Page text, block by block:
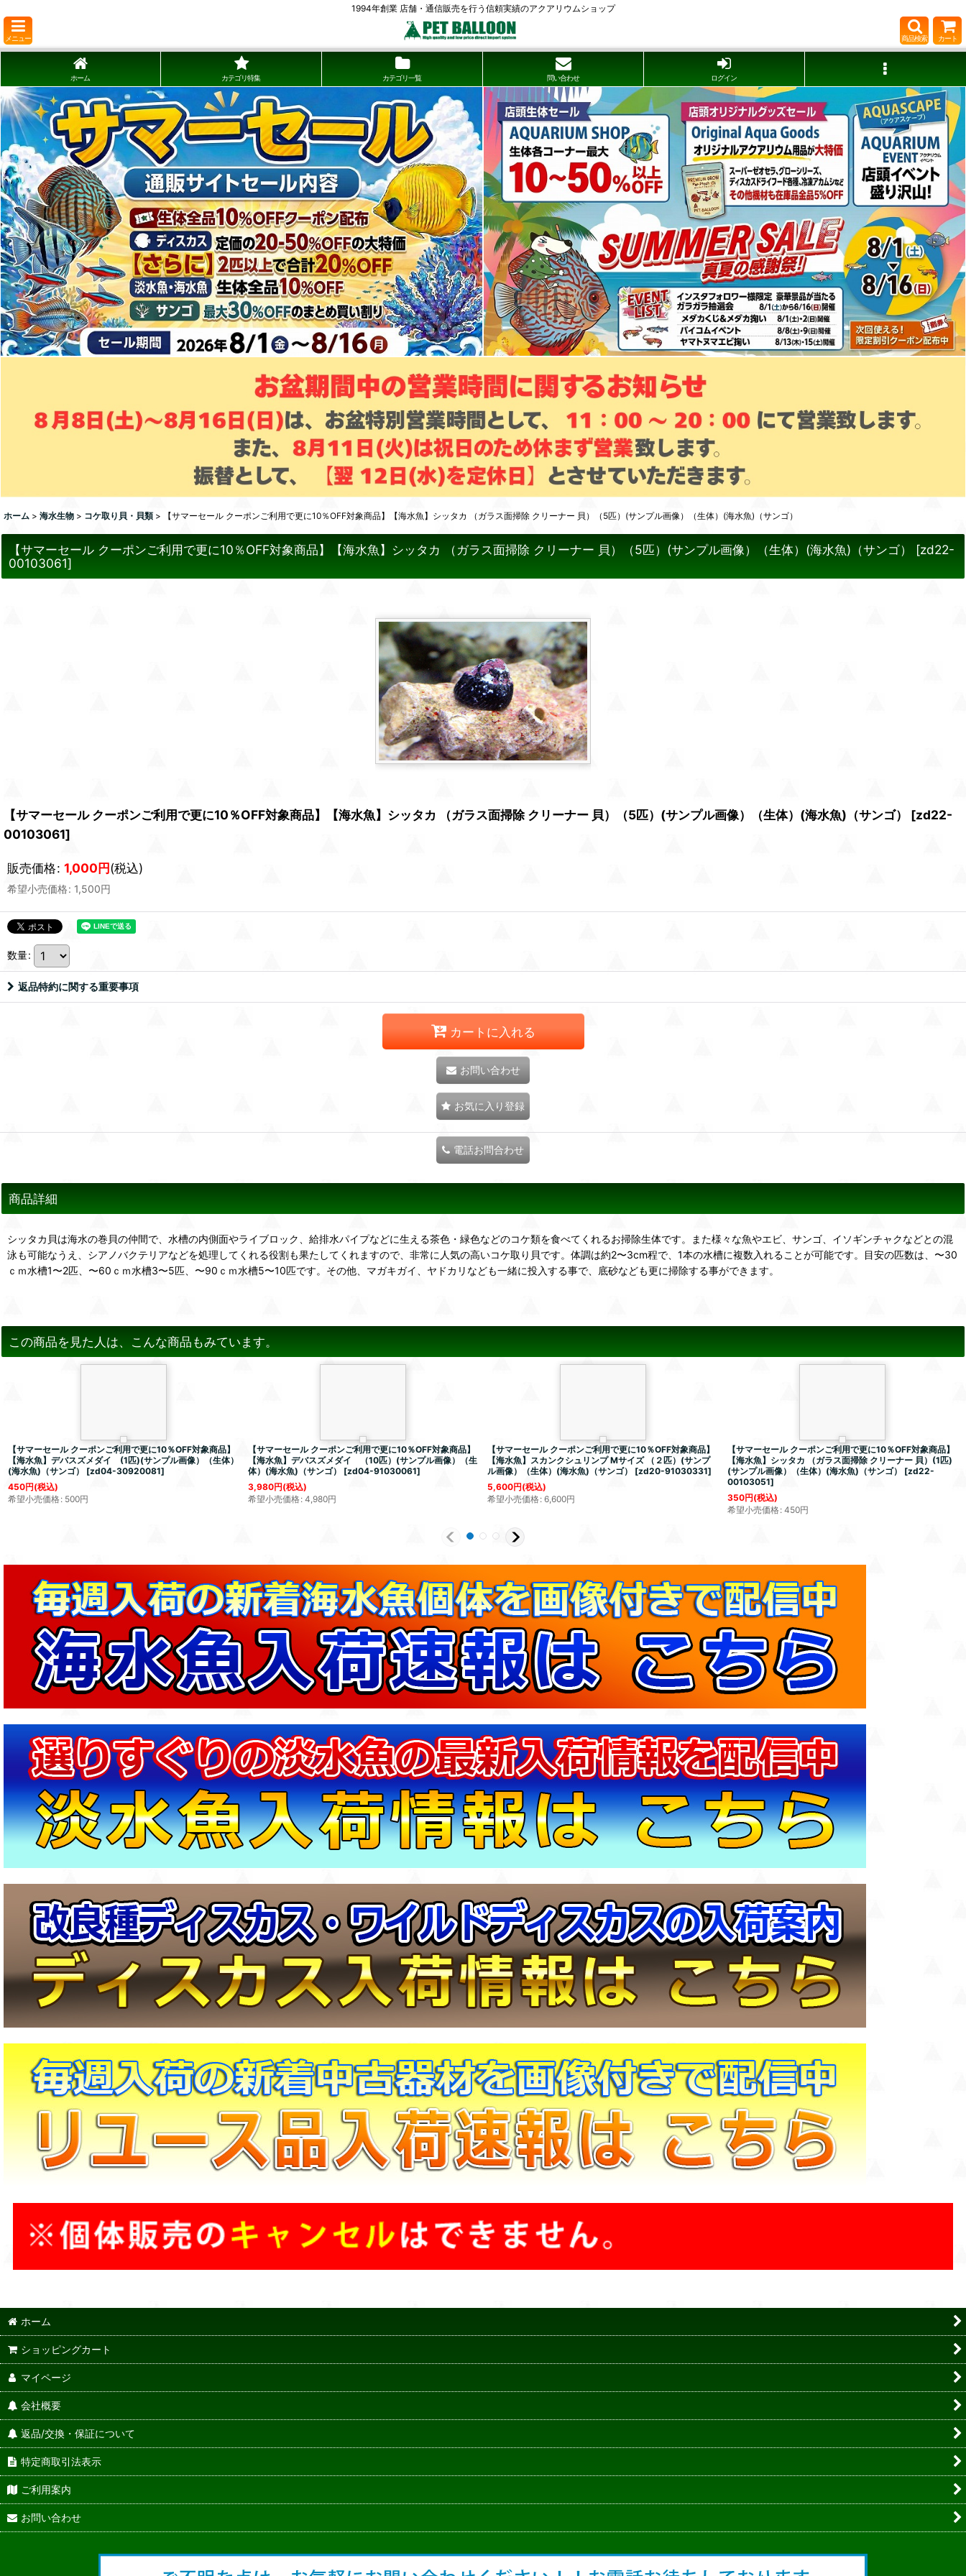
1994年創業 店舗・通信販売を行う信頼実績のアクアリウムショップ
メニュー 商品検索 カート
ホーム カテゴリ特集 カテゴリ一覧 問い合わせ ログイン
ホーム > 海水生物 > コケ取り貝・貝類 > 【サマーセール クーポンご利用で更に10％OFF対象商品】【海水魚】シッタカ （ガラス面掃除 クリーナー 貝）（5匹）(サンプル画像）（生体）(海水魚)（サンゴ）
【サマーセール クーポンご利用で更に10％OFF対象商品】【海水魚】シッタカ （ガラス面掃除 クリーナー 貝）（5匹）(サンプル画像）（生体）(海水魚)（サンゴ） [zd22-
00103061]
【サマーセール クーポンご利用で更に10％OFF対象商品】【海水魚】シッタカ （ガラス面掃除 クリーナー 貝）（5匹）(サンプル画像）（生体）(海水魚)（サンゴ） [zd22-
00103061]
販売価格: 1,000円(税込)
希望小売価格: 1,500円
数量:
返品特約に関する重要事項
カートに入れる
お問い合わせ
お気に入り登録
電話お問合わせ
商品詳細
シッタカ貝は海水の巻貝の仲間で、水槽の内側面やライブロック、給排水パイプなどに生える茶色・緑色などのコケ類を食べてくれるお掃除生体です。また様々な魚やエビ、サンゴ、イソギンチャクなどとの混
泳も可能なうえ、シアノバクテリアなどを処理してくれる役割も果たしてくれますので、非常に人気の高いコケ取り貝です。体調は約2〜3cm程で、1本の水槽に複数入れることが可能です。目安の匹数は、〜30
ｃｍ水槽1〜2匹、〜60ｃｍ水槽3〜5匹、〜90ｃｍ水槽5〜10匹です。その他、マガキガイ、ヤドカリなども一緒に投入する事で、底砂なども更に掃除する事ができます。
この商品を見た人は、こんな商品もみています。
【サマーセール クーポンご利用で更に10％OFF対象商品】
【海水魚】デバスズメダイ (1匹)(サンプル画像）（生体）
(海水魚)（サンゴ）
[zd04-30920081]
450円(税込)
希望小売価格: 500円
【サマーセール クーポンご利用で更に10％OFF対象商品】
【海水魚】デバスズメダイ （10匹）(サンプル画像）（生
体）(海水魚)（サンゴ）
[zd04-91030061]
3,980円(税込)
希望小売価格: 4,980円
【サマーセール クーポンご利用で更に10％OFF対象商品】
【海水魚】スカンクシュリンプ Mサイズ （２匹）(サンプ
ル画像）（生体）(海水魚)（サンゴ）
[zd20-91030331]
5,600円(税込)
希望小売価格: 6,600円
【サマーセール クーポンご利用で更に10％OFF対象商品】
【海水魚】シッタカ （ガラス面掃除 クリーナー 貝）(1匹)
(サンプル画像）（生体）(海水魚)（サンゴ）
[zd22-
00103051]
350円(税込)
希望小売価格: 450円
ホーム
ショッピングカート
マイページ
会社概要
返品/交換・保証について
特定商取引法表示
ご利用案内
お問い合わせ